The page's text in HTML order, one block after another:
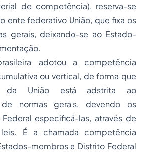
de competência), reserva-se
ente federativo União, que fixa os
gerais, deixando-se ao Estado-
adotou a competência
ouvertical, de forma que
da União está adstrita ao
de normas gerais, devendo os
especificá-las, através de
leis. É a chamada competência
membros e Distrito Federal